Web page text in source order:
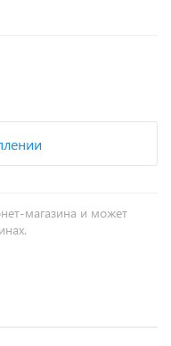
магазина и может